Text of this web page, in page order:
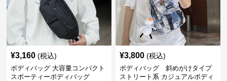
¥3,160 (税込)
ボディバッグ 大容量コンパクト
スポーティーボディバッグ
¥3,800 (税込)
ボディバッグ 斜めがけタイプ
ストリート系 カジュアルボディ